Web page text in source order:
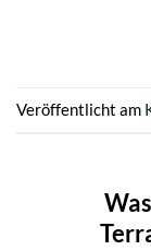
Veröffentlicht am